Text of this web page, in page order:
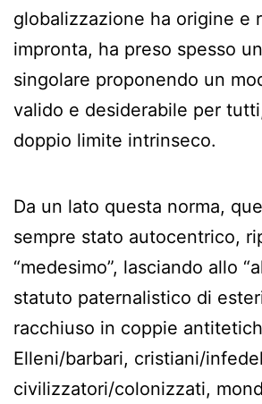
globalizzazione ha origine e
impronta, ha preso spesso
singolare proponendo un
valido e desiderabile per
doppio limite intrinseco.
Da un lato questa norma,
sempre stato autocentrico,
“medesimo”, lasciando allo
statuto paternalistico di
racchiuso in coppie
Elleni/barbari, cristiani/
civilizzatori/colonizzati,